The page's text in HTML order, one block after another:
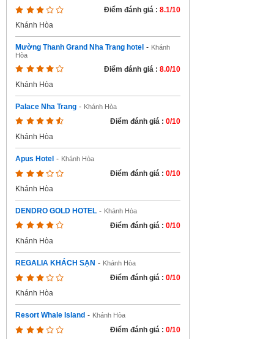
Điểm đánh giá : 8.1/10
Khánh Hòa
Mường Thanh Grand Nha Trang hotel - Khánh
Hòa
Điểm đánh giá : 8.0/10
Khánh Hòa
Palace Nha Trang - Khánh Hòa
Điểm đánh giá : 0/10
Khánh Hòa
Apus Hotel - Khánh Hòa
Điểm đánh giá : 0/10
Khánh Hòa
DENDRO GOLD HOTEL - Khánh Hòa
Điểm đánh giá : 0/10
Khánh Hòa
REGALIA KHÁCH SẠN - Khánh Hòa
Điểm đánh giá : 0/10
Khánh Hòa
Resort Whale Island - Khánh Hòa
Điểm đánh giá : 0/10